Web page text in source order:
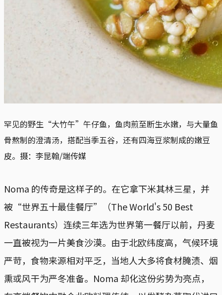
罕见的野生“大竹午”午仔鱼，鱼肉煎至断生水嫩，与大量鱼
骨熬制的澄清汤，搭配当季五谷，还有四海豆浆制成的嫩豆
皮。摄：李昆翰/端传媒
Noma 的传奇是这样子的。在它拿下米其林三星，并
被“世界五十最佳餐厅”（The World's 50 Best
Restaurants）连续三年选为世界第一餐厅以前，丹麦
一直被视为一片美食沙漠。由于北欧纬度高，气候环境
严苛，食物来源相对平乏，当地人大多将食材腌渍、烟
熏或风干为严冬准备。Noma 却化这份劣势为亮点，